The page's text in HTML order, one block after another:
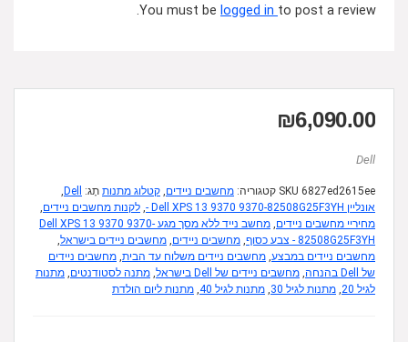
You must be logged in to post a review.
₪6,090.00
Dell
SKU 6827ed2615ee קטגוריה: מחשבים ניידים, קטלוג מתנות תָג: Dell
,
אונליין Dell XPS 13 9370 9370-82508G25F3YH -
, לקנות מחשבים ניידים,
מחיריי מחשבים ניידים,
מחשב נייד ללא מסך מגע Dell XPS 13 9370 9370-
82508G25F3YH - צבע כסוף
, מחשבים ניידים, מחשבים ניידים בישראל,
מחשבים ניידים במבצע, מחשבים ניידים משלוח עד הבית, מחשבים ניידים
של Dell בהנחה
, מחשבים ניידים של Dell בישראל , מתנה לסטודנטים, מתנות
לגיל 20
, מתנות לגיל 30 , מתנות לגיל 40 , מתנות ליום הולדת